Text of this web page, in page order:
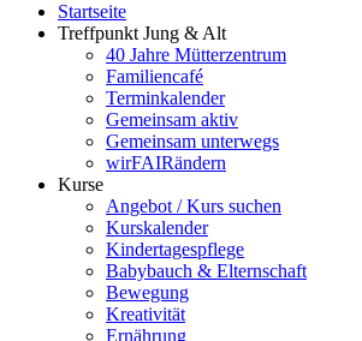
Startseite
Treffpunkt Jung & Alt
40 Jahre Mütterzentrum
Familiencafé
Terminkalender
Gemeinsam aktiv
Gemeinsam unterwegs
wirFAIRändern
Kurse
Angebot / Kurs suchen
Kurskalender
Kindertagespflege
Babybauch & Elternschaft
Bewegung
Kreativität
Ernährung